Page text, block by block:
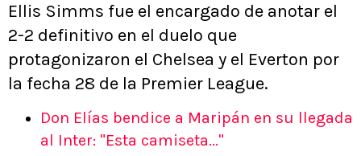
Ellis Simms fue el encargado de anotar el
2-2 definitivo en el duelo que
protagonizaron el Chelsea y el Everton por
la fecha 28 de la Premier League.
Don Elías bendice a Maripán en su llegada
al Inter: "Esta camiseta..."